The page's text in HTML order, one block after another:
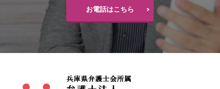
お電話はこちら